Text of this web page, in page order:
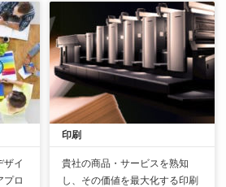
ザイ
プロ
印刷
貴社の商品・サービスを熟知
し、その価値を最大化する印刷